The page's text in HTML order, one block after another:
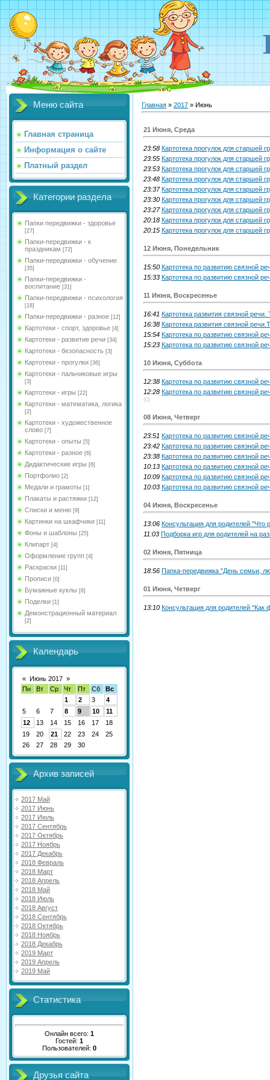
Меню сайта
Главная страница
Информация о сайте
Платный раздел
Категории раздела
Папки передвижки - здоровье
[27]
Папки-передвижки - к
праздникам [72]
Папки-передвижки - обучение
[35]
Папки-передвижки -
воспитание [31]
Папки-передвижки - психология
[18]
Папки-передвижки - разное [12]
Картотеки - спорт, здоровье [4]
Картотеки - развитие речи [34]
Картотеки - безопасность [3]
Картотеки - прогулки [36]
Картотеки - пальчиковые игры
[3]
Картотеки - игры [22]
Картотеки - математика, логика
[2]
Картотеки - художественное
слово [7]
Картотеки - опыты [5]
Картотеки - разное [6]
Дидактические игры [6]
Портфолио [2]
Медали и грамоты [1]
Плакаты и растяжки [12]
Списки и меню [9]
Картинки на шкафчики [11]
Фоны и шаблоны [25]
Клипарт [4]
Оформление групп [4]
Раскраски [11]
Прописи [0]
Бумажные куклы [6]
Поделки [1]
Демонстрационный материал
[2]
Календарь
« Июнь 2017 »
Пн
Вт Ср Чт Пт Сб
Вс
1
2 3
4
5
6 7 8 9 10
11
12
13 14 15 16 17
18
19
20 21 22 23 24
25
26
27 28 29 30
Архив записей
2017 Май
2017 Июнь
2017 Июль
2017 Сентябрь
2017 Октябрь
2017 Ноябрь
2017 Декабрь
2018 Февраль
2018 Март
2018 Апрель
2018 Май
2018 Июль
2018 Август
2018 Сентябрь
2018 Октябрь
2018 Ноябрь
2018 Декабрь
2019 Март
2019 Апрель
2019 Май
Статистика
Онлайн всего: 1
Гостей: 1
Пользователей: 0
Друзья сайта
Главная » 2017 » Июнь
21 Июня, Среда
23:58 Картотека прогулок для старшей
23:55 Картотека прогулок для старшей
23:53 Картотека прогулок для старшей
23:48 Картотека прогулок для старшей
23:37 Картотека прогулок для старшей
23:30 Картотека прогулок для старшей
23:27 Картотека прогулок для старшей
20:18 Картотека прогулок для старшей
20:15 Картотека прогулок для старшей
12 Июня, Понедельник
15:50 Картотека по развитию связной
15:33 Картотека по развитию связной
11 Июня, Воскресенье
16:41 Картотека развития связной
16:38 Картотека развития связной
15:54 Картотека по развитию связной
15:23 Картотека по развитию связной
10 Июня, Суббота
12:38 Картотека по развитию связной
12:28 Картотека по развитию связной
(0)
08 Июня, Четверг
23:51 Картотека по развитию связной
23:42 Картотека по развитию связной
23:38 Картотека по развитию связной
10:13 Картотека по развитию связной
10:09 Картотека по развитию связной
10:03 Картотека по развитию связной
04 Июня, Воскресенье
13:06 Консультация для родителей "Что
11:03 Подборка игр для родителей на
02 Июня, Пятница
18:56 Папка-передвижка "День семьи,
01 Июня, Четверг
13:10 Консультация для родителей "Как